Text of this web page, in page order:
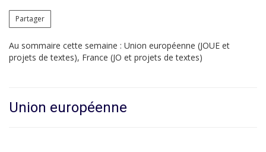
Partager
Au sommaire cette semaine : Union européenne (JOUE et
projets de textes), France (JO et projets de textes)
Union européenne